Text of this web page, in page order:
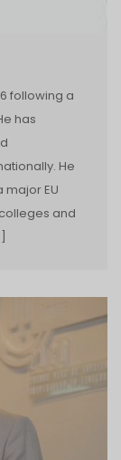
following a
has
He
major EU
and